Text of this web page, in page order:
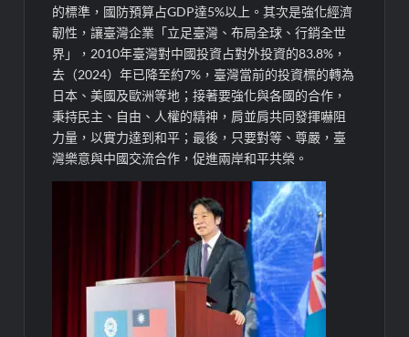
的標準，國防預算占GDP達5%以上。其次是強化經濟
韌性，讓臺灣企業「立足臺灣、布局全球、行銷全世
界」，2010年臺灣對中國投資占對外投資的83.8%，
去（2024）年已降至約7%，臺灣當前的投資標的轉為
日本、美國及歐洲等地；接著要強化與各國的合作，
秉持民主、自由、人權的精神，肩並肩共同發揮嚇阻
力量，以實力達到和平；最後，只要對等、尊嚴，臺
灣樂意與中國交流合作，促進兩岸和平共榮。